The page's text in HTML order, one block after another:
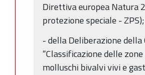
Direttiva europea Natura
protezione speciale - ZPS);
- della Deliberazione
“Classificazione delle
molluschi bivalvi vivi e